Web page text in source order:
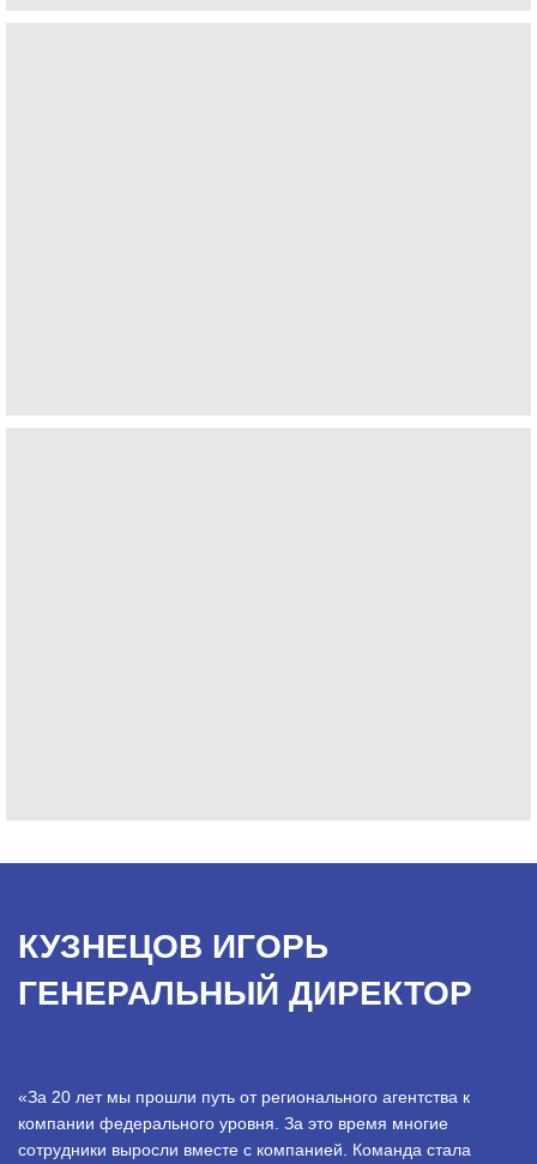
КУЗНЕЦОВ ИГОРЬ
ГЕНЕРАЛЬНЫЙ ДИРЕКТОР
«За 20 лет мы прошли путь от регионального агентства к
компании федерального уровня. За это время многие
сотрудники выросли вместе с компанией. Команда стала